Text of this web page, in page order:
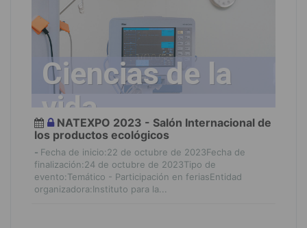
Ciencias de la
vida
NATEXPO 2023 - Salón Internacional de
los productos ecológicos
- Fecha de inicio:22 de octubre de 2023Fecha de
finalización:24 de octubre de 2023Tipo de
evento:Temático - Participación en feriasEntidad
organizadora:Instituto para la...